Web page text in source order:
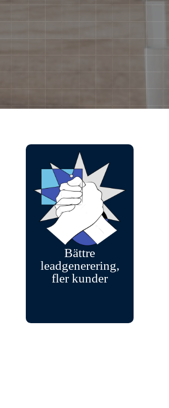
Bättre
leadgenerering,
fler kunder